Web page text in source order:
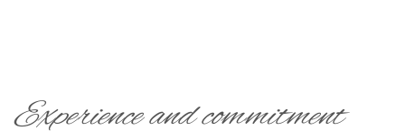
Experience and commitment